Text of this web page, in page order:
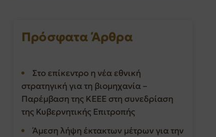
Πρόσφατα Άρθρα
Στο επίκεντρο η νέα εθνική
στρατηγική για τη βιομηχανία –
Παρέμβαση της ΚΕΕΕ στη συνεδρίαση
της Κυβερνητικής Επιτροπής
Άμεση λήψη έκτακτων μέτρων για την